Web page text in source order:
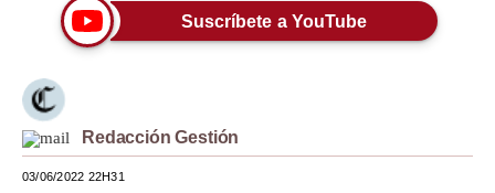
Lujo
Viajes
Moda
Suscríbete a YouTube
Redacción Gestión
03/06/2022 22H31